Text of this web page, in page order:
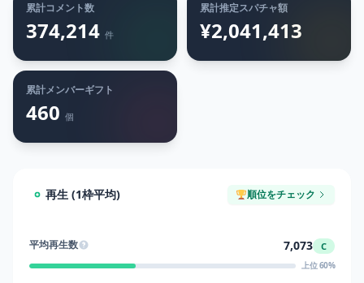
累計コメント数
374,214 件
累計推定スパチャ額
¥2,041,413
累計メンバーギフト
460 個
再生 (1枠平均) 順位をチェック
平均再生数 7,073 C
上位 60%